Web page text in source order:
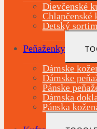
Dievčenské
Chlapčenské
Detský
Peňaženky
Dámske
Dámske
Pánske
Dámska
Pánska